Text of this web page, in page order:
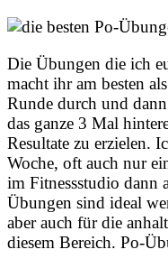
Die Übungen die ich
macht ihr am besten
Runde durch und
das ganze 3 Mal
Resultate zu erzielen.
Woche, oft auch nur
im Fitnessstudio dann
Übungen sind ideal
aber auch für die
diesem Bereich. Po-